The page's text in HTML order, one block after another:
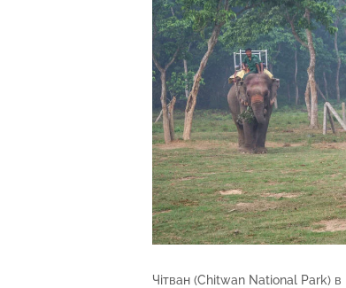
Чітван (Chitwan National Park) в